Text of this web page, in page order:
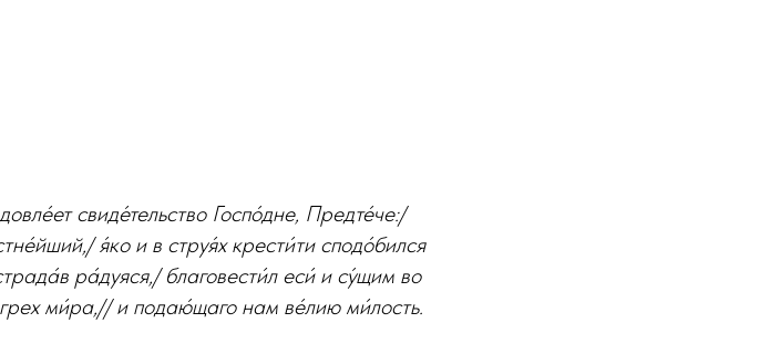
свиде́тельство Госпо́дне, Предте́че:/
я́ко и в струя́х крести́ти сподо́бился
ра́дуяся,/ благовести́л еси́ и су́щим во
ми́ра,// и подаю́щаго нам ве́лию ми́лость.